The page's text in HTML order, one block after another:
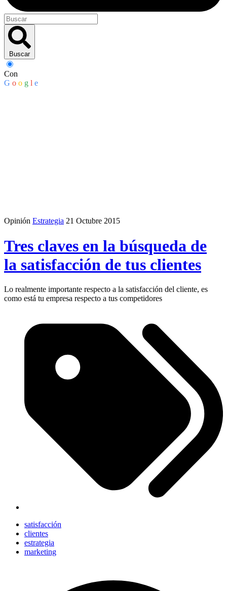
Buscar
Con
G o o g l e
Opinión Estrategia 21 Octubre 2015
Tres claves en la búsqueda de
la satisfacción de tus clientes
Lo realmente importante respecto a la satisfacción del cliente, es
como está tu empresa respecto a tus competidores
satisfacción
clientes
estrategia
marketing